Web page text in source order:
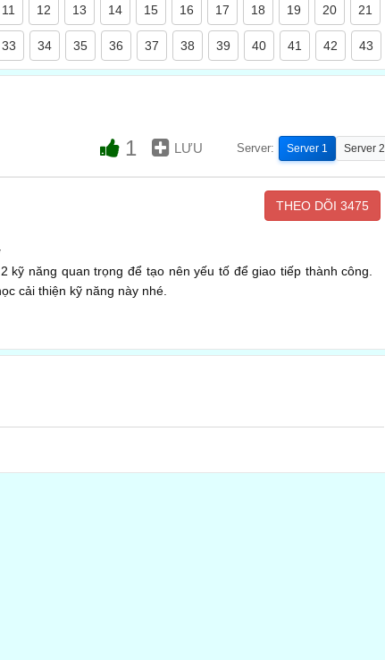
11 12 13 14 15 16 17 18 19 20 21
33 34 35 36 37 38 39 40 41 42 43
1 LƯU Server: Server 1 Server 2
THEO DÕI 3475
năng quan trọng để tạo nên yếu tố để giao tiếp thành công.
cải thiện kỹ năng này nhé.